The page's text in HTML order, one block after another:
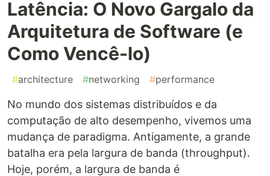
Latência: O Novo Gargalo da
Arquitetura de Software (e
Como Vencê-lo)
#architecture #networking #performance
No mundo dos sistemas distribuídos e da
computação de alto desempenho, vivemos uma
mudança de paradigma. Antigamente, a grande
batalha era pela largura de banda (throughput).
Hoje, porém, a largura de banda é